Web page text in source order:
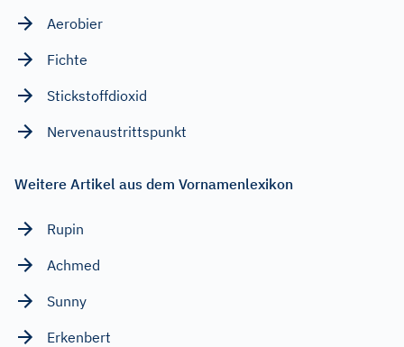
Aerobier
Fichte
Stickstoffdioxid
Nervenaustrittspunkt
Weitere Artikel aus dem Vornamenlexikon
Rupin
Achmed
Sunny
Erkenbert